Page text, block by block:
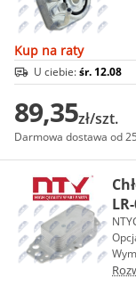
Kup na raty
U ciebie:śr. 12.08
89,35zł/szt.
Darmowa dostawa od